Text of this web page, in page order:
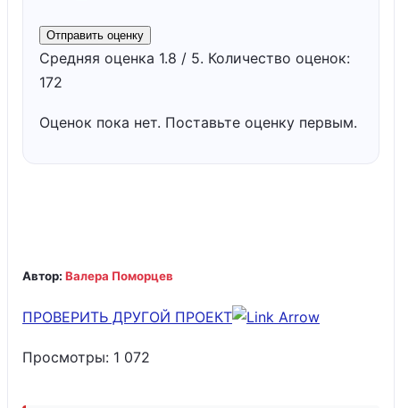
Отправить оценку
Средняя оценка 1.8 / 5. Количество оценок:
172
Оценок пока нет. Поставьте оценку первым.
Автор: Валера Поморцев
ПРОВЕРИТЬ ДРУГОЙ ПРОЕКТ
Просмотры: 1 072